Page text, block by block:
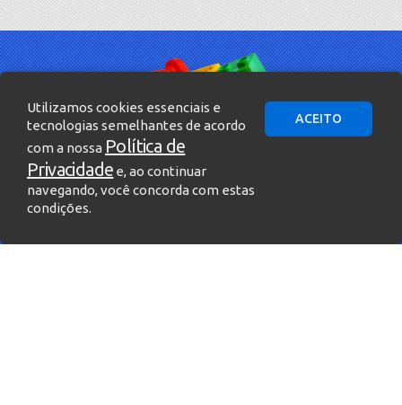
Utilizamos cookies essenciais e
tecnologias semelhantes de acordo
com a nossa Política de
Privacidade e, ao continuar
navegando, você concorda com estas
condições.
ACEITO